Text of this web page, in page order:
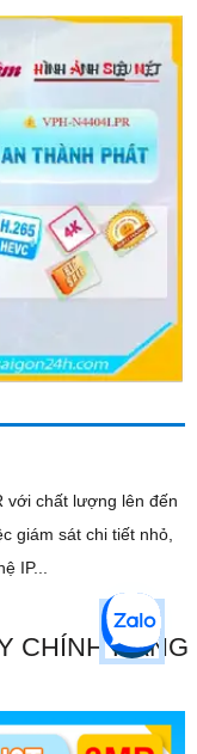
với chất lượng lên đến
giám sát chi tiết nhỏ,
nghệ IP...
CHÍNH HÃNG